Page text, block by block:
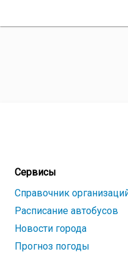
Сервисы
Справочник
Расписание автобусов
Новости города
Прогноз погоды